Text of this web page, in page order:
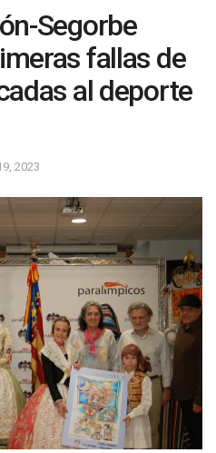
Segorbe
fallas de
al deporte
2023